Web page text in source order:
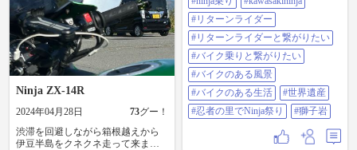
14r #zx14r乗りと繋がりたい
#z×14rcustom #zzr1400 #zzr1400rider
#kawasaki #kawasakizx14r
#kawasakizzr #kawasakininja #バイク
#バイク好きな人と繋がりたい
#ninja #ninja乗りと繋がりたい #ninja
乗り #kawasakininja #リターンライ
ダー #リターンライダーと繋がりた
い #バイク乗りと繋がりたい #バイ
クのある風景 #バイクのある生活 #
世界遺産 #忍者の里でＮＩＮＪＡ祭
#リターンライダー
#リターンライダーと繋がりたい
#バイク乗りと繋がりたい
#バイクのある風景
#バイクのある生活
#世界遺産
#忍者の里でNinja祭り
#獅子岩
Ninja ZX-14R
2024年04月28日 73グー！
渋滞を回避しながら箱根越えから
伊豆半島をクネクネ走って来まし